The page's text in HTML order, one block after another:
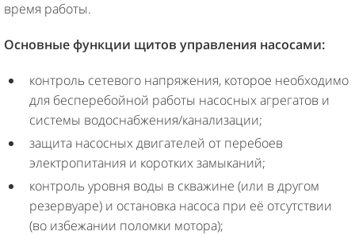
время работы.
Основные функции щитов управления насосами:
контроль сетевого напряжения, которое необходимо
для бесперебойной работы насосных агрегатов и
системы водоснабжения/канализации;
защита насосных двигателей от перебоев
электропитания и коротких замыканий;
контроль уровня воды в скважине (или в другом
резервуаре) и остановка насоса при её отсутствии
(во избежании поломки мотора);